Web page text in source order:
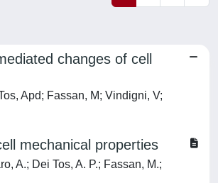
changes of cell
Apd; Fassan, M; Vindigni, V;
mechanical properties
A.; Dei Tos, A. P.; Fassan, M.;